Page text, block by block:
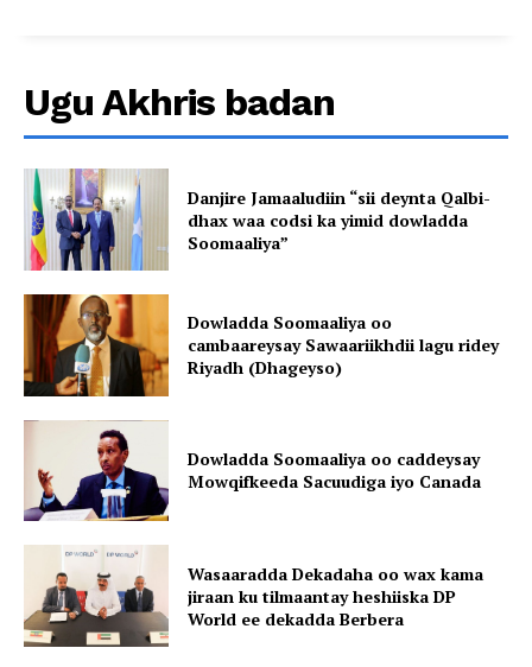
Ugu Akhris badan
Danjire Jamaaludiin “sii deynta Qalbi-
dhax waa codsi ka yimid dowladda
Soomaaliya”
Dowladda Soomaaliya oo
cambaareysay Sawaariikhdii lagu ridey
Riyadh (Dhageyso)
Dowladda Soomaaliya oo caddeysay
Mowqifkeeda Sacuudiga iyo Canada
Wasaaradda Dekadaha oo wax kama
jiraan ku tilmaantay heshiiska DP
World ee dekadda Berbera